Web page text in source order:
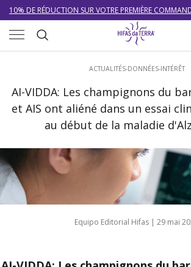
Aller au contenu
10% DE RÉDUCTION SUR VOTRE PREMIÈRE
LIVRAISON GRATUITE À PARTIR DE 100 €
DU 27/07 AU 09/08 : SERVICE CLIENT DE 9h30 À
Recherche
ACTUALITÉS-DONNÉES-INTÉRÊT
AI-VIDDA: Les champignons du
et AIS ont aliéné dans un essai
au début de la maladie
Equipo Editorial Hifas | 29 mai